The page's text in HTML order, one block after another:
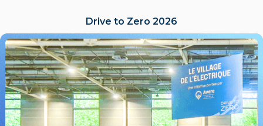
Drive to Zero 2026
LIRE L'ACTU